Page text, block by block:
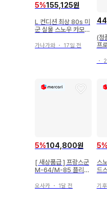
5%155,125원
L 컨디션 최상 80s 미
군 실물 스노우 카모
코트
가나가와 ・ 17일 전
(정
프
・
5%104,800원
[ 새상품급 ] 프랑스군
M-64/M-85 플리스
오사카 ・ 1달 전
5%
스
드
기후